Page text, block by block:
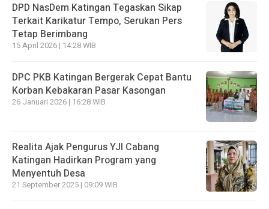
DPD NasDem Katingan Tegaskan Sikap
Terkait Karikatur Tempo, Serukan Pers
Tetap Berimbang
15 April 2026 | 14:28 WIB
DPC PKB Katingan Bergerak Cepat Bantu
Korban Kebakaran Pasar Kasongan
26 Januari 2026 | 16:28 WIB
Realita Ajak Pengurus YJI Cabang
Katingan Hadirkan Program yang
Menyentuh Desa
21 September 2025 | 09:09 WIB